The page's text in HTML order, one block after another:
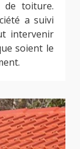
de toiture.
a suivi
intervenir
soient le